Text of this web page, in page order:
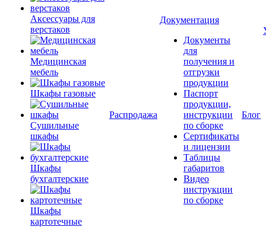
Аксессуары для
верстаков
Медицинская
мебель
Шкафы газовые
Сушильные
шкафы
Шкафы
бухгалтерские
Шкафы
картотечные
Распродажа
Документация
Документы
для
получения и
отгрузки
продукции
Паспорт
продукции,
инструкции
по сборке
Сертификаты
и лицензии
Таблицы
габаритов
Видео
инструкции
по сборке
Блог